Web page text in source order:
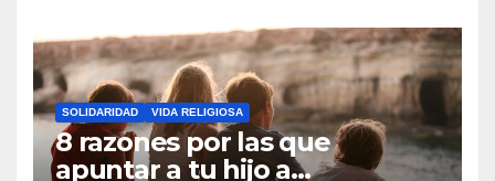
N
T
A
R
I
O
H
A
Y
SOLIDARIDAD VIDA RELIGIOSA
8 razones por las que
apuntar a tu hijo a